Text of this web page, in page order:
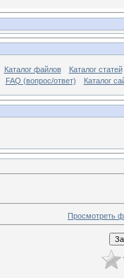
Каталог файлов
Каталог статей
FAQ (вопрос/ответ)
Каталог
Просмотреть